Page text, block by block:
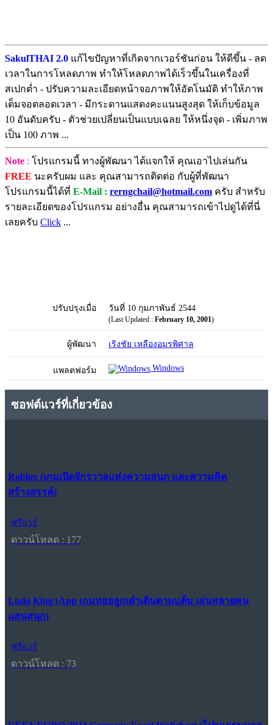
SakulTHAI 2.0 แก้ไขปัญหาที่เกิดจากเวอร์ชันก่อน ให้ดีขึ้น - ลด
เวลาในการโหลดภาพ ทำให้โหลดภาพได้เร็วขึ้นในเครื่องที่
สเปกต่ำ - ปรับความละเอียดหน้าจอภาพให้อัตโนมัติ ทำให้ภาพ
เต็มจอตลอดเวลา - มีกระดานแสดงคะแนนสูงสุด ให้เก็บข้อมูล
10 อันดับครับ - ตัวช่วยเปลี่ยนเป็นแบบเฉลย ให้หนึ่งจุด - เพิ่มภาพ
เป็น 100 ภาพ ...
Note : โปรแกรมนี้ ทางผู้พัฒนา ได้แจกให้ คุณเอาไปเล่นกัน
FREE นะครับผม และ คุณสามารถติดต่อ กับผู้ที่พัฒนา
โปรแกรมนี้ได้ที่ E-Mail : rerngchail@hotmail.com ครับ สำหรับ
รายละเอียดของโปรแกรม อย่างอื่น คุณสามารถเข้าไปดูได้ที่นี่
เลยครับ Click ...
ปรับปรุงเมื่อ วันที่ 10 กุมภาพันธ์ 2544
(Last Updated : February 10, 2001)
ผู้พัฒนา เริงชัย เหลืองอมรพิศาล
แพลตฟอร์ม Windows
ซอฟต์แวร์ที่เกี่ยวข้อง
Roblox (เกมเปิดจักรวาลแห่งความสนุก และความคิด
สร้างสรรค์)
ฟรีแวร์
ดาวน์โหลด : 177
Ludo King (App เกมทอยลูกเต๋าเดินตามแต้ม เล่นหลายคน
แสนสนุก)
ฟรีแวร์
ดาวน์โหลด : 73